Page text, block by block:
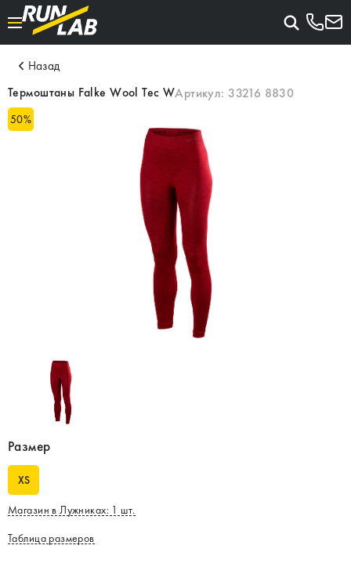
Назад
Термоштаны Falke Wool Tec WАртикул: 33216 8830
50%
Размер
XS
Магазин в Лужниках: 1 шт.
Таблица размеров